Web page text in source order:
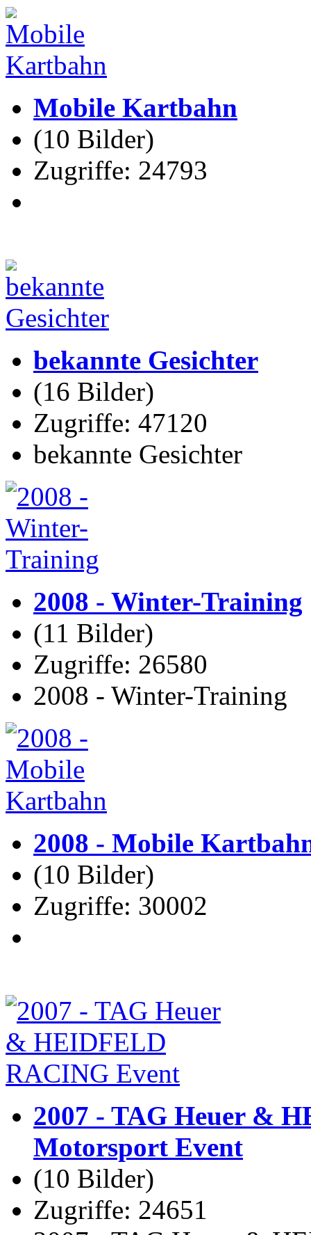
Mobile Kartbahn
(10 Bilder)
Zugriffe: 24793
bekannte Gesichter
(16 Bilder)
Zugriffe: 47120
bekannte Gesichter
2008 - Winter-Training
(11 Bilder)
Zugriffe: 26580
2008 - Winter-Training
2008 - Mobile
(10 Bilder)
Zugriffe: 30002
2007 - TAG Heuer &
Motorsport Event
(10 Bilder)
Zugriffe: 24651